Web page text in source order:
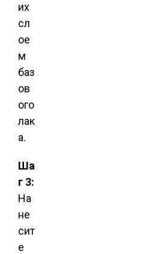
их
сл
ое
м
баз
ов
ого
лак
а.
Ша
г 3:
На
не
сит
е